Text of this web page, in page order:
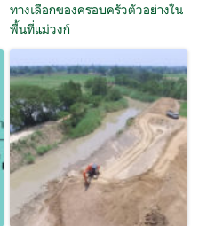
ทางเลือกของครอบครัวตัวอย่างใน
พื้นที่แม่วงก์